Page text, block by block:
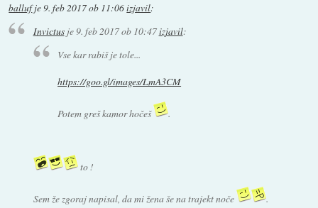
ballufje9. feb 2017 ob 11:06izjavil:
Invictusje9. feb 2017 ob 10:47izjavil:
Vse kar rabiš je tole...
https://goo.gl/images/LmA3CM
Potem greš kamor hočeš .
to !
Sem že zgoraj napisal, da mi žena še na trajekt noče .